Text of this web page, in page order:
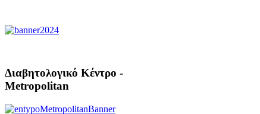
Διαβητολογικό Κέντρο -
Metropolitan